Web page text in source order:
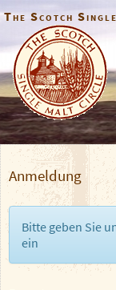
The Scotch
Anmeldung
Bitte geben Sie
ein